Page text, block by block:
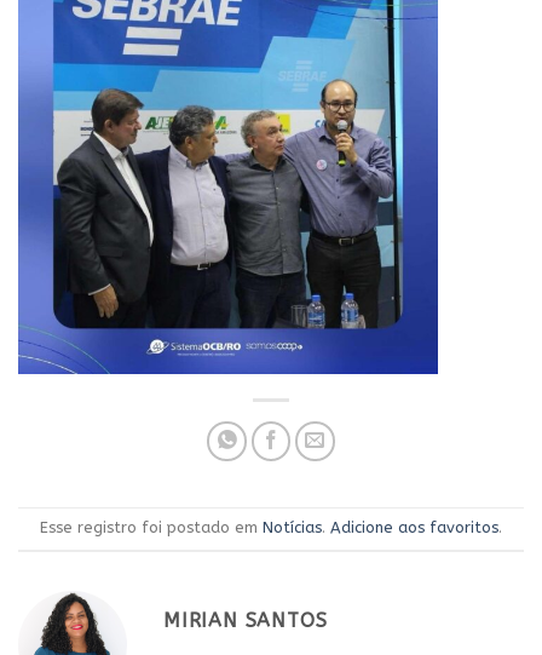
Esse registro foi postado em Notícias. Adicione aos favoritos.
MIRIAN SANTOS